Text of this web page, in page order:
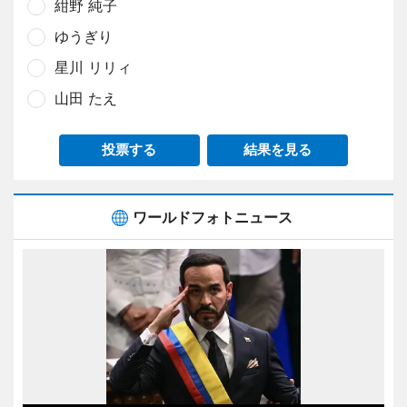
紺野 純子
ゆうぎり
星川 リリィ
山田 たえ
投票する 結果を見る
ワールドフォトニュース